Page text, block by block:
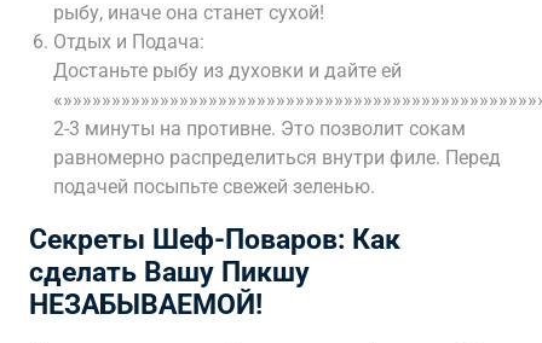
рыбу, иначе она станет сухой!
Отдых и Подача:
Достаньте рыбу из духовки и дайте ей
2-3 минуты на противне. Это позволит сокам
равномерно распределиться внутри филе. Перед
подачей посыпьте свежей зеленью.
Секреты Шеф-Поваров: Как
сделать Вашу Пикшу
НЕЗАБЫВАЕМОЙ!